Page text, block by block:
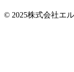
© 2025株式会社エ